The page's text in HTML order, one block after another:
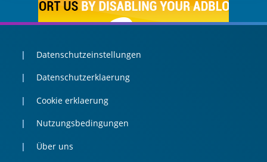
Datenschutzeinstellungen
Datenschutzerklaerung
Cookie erklaerung
Nutzungsbedingungen
Über uns